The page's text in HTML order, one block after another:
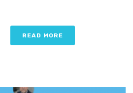
READ MORE